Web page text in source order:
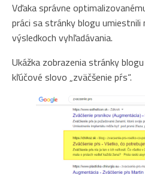
Vďaka správne
práci sa stránky blogu umiestnili
výsledkoch vyhľadávania.
Ukážka zobrazenia stránky
kľúčové slovo „zväčšenie pŕs“.